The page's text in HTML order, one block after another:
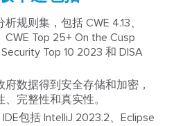
规则集，包括 CWE 4.13、
CWE Top 25+ On the Cusp
Top 10 2023 和 DISA
府数据得到安全存储和加密，
完整性和真实性。
包括 IntelliJ 2023.2、Eclipse